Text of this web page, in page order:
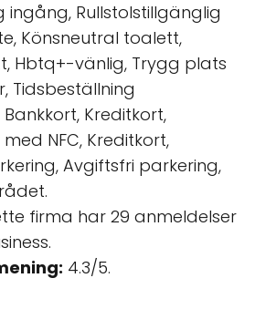
ingång, Rullstolstillgänglig
Könsneutral toalett,
Hbtq+-vänlig, Trygg plats
Tidsbeställning
Kreditkort,
NFC, Kreditkort,
Avgiftsfri parkering,
firma har 29 anmeldelser
4.3/5.